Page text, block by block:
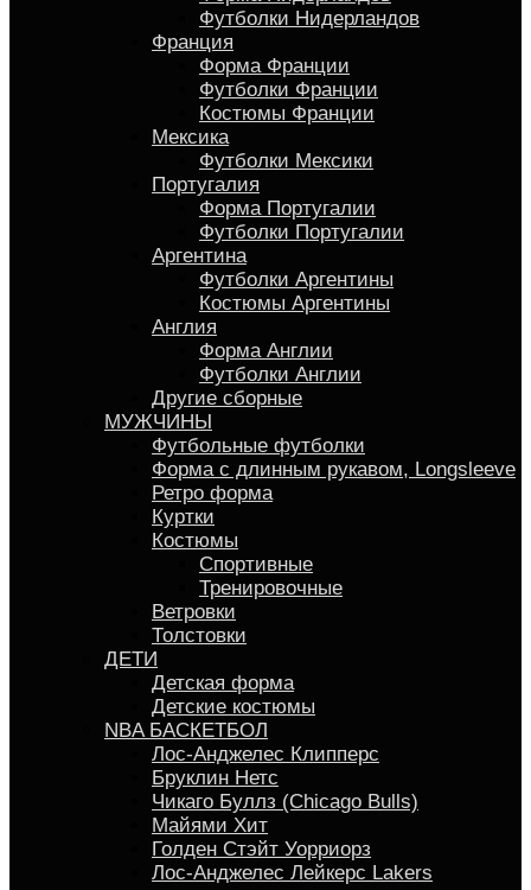
Футболки Нидерландов
Франция
Форма Франции
Футболки Франции
Костюмы Франции
Мексика
Футболки Мексики
Португалия
Форма Португалии
Футболки Португалии
Аргентина
Футболки Аргентины
Костюмы Аргентины
Англия
Форма Англии
Футболки Англии
Другие сборные
МУЖЧИНЫ
Футбольные футболки
Форма с длинным рукавом, Longsleeve
Ретро форма
Куртки
Костюмы
Спортивные
Тренировочные
Ветровки
Толстовки
ДЕТИ
Детская форма
Детские костюмы
NBA БАСКЕТБОЛ
Лос-Анджелес Клипперс
Бруклин Нетс
Чикаго Буллз (Chicago Bulls)
Майями Хит
Голден Стэйт Уорриорз
Лос-Анджелес Лейкерс Lakers